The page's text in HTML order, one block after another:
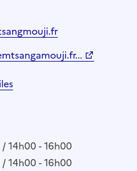
14h00 - 16h00
14h00 - 16h00